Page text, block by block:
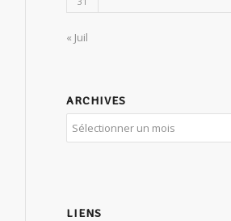
« Juil
ARCHIVES
LIENS